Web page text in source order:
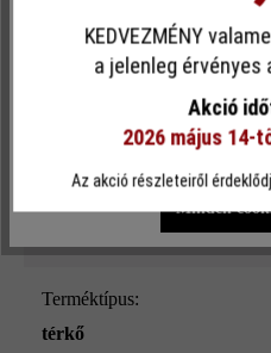
gránitszürke árnyalt
Terhelhetőség:
Terméktípus:
térkő
Ez a webhely cookie-kat
funkcionalitást kínálja
Egyéni beállítások Csak
Minden
KEDVEZMÉNY
a jelenleg érvényes
Akció
2026 május 14-
Az akció részleteiről